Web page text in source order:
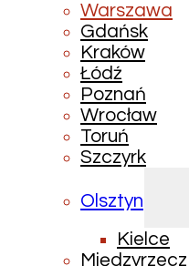
Warszawa
Gdańsk
Kraków
Łódź
Poznań
Wrocław
Toruń
Szczyrk
Olsztyn
Kielce
Międzyrzecz